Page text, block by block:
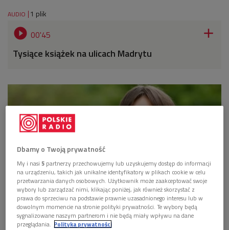
AUDIO 1 plik
 00'45 
Tysiące książek na ulicach Madrytu
Foto: Glow Images/East News
Dbamy o Twoją prywatność
My i nasi5 partnerzy przechowujemy lub uzyskujemy dostęp do informacji
na urządzeniu, takich jak unikalne identyfikatory w plikach cookie w celu
przetwarzania danych osobowych. Użytkownik może zaakceptować swoje
wybory lub zarządzać nimi, klikając poniżej, jak również skorzystać z
prawa do sprzeciwu na podstawie prawnie uzasadnionego interesu lub w
dowolnym momencie na stronie polityki prywatności. Te wybory będą
sygnalizowane naszym partnerom i nie będą miały wpływu na dane
przeglądania. Polityka prywatności